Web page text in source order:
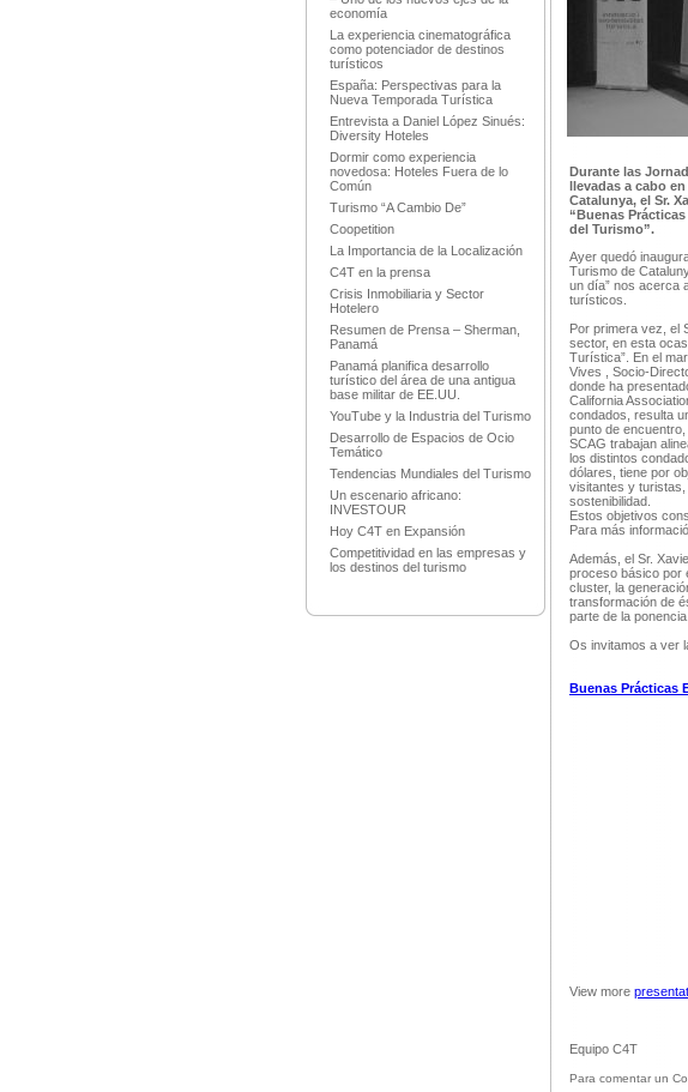
economía
La experiencia cinematográfica
como potenciador de destinos
turísticos
España: Perspectivas para la
Nueva Temporada Turística
Entrevista a Daniel López Sinués:
Diversity Hoteles
Dormir como experiencia
novedosa: Hoteles Fuera de lo
Común
Turismo “A Cambio De”
Coopetition
La Importancia de la Localización
C4T en la prensa
Crisis Inmobiliaria y Sector
Hotelero
Resumen de Prensa – Sherman,
Panamá
Panamá planifica desarrollo
turístico del área de una antigua
base militar de EE.UU.
YouTube y la Industria del Turismo
Desarrollo de Espacios de Ocio
Temático
Tendencias Mundiales del Turismo
Un escenario africano:
INVESTOUR
Hoy C4T en Expansión
Competitividad en las empresas y
los destinos del turismo
Durante las
llevadas a cabo
Catalunya, el Sr.
“Buenas
del Turismo”.
Ayer quedó
Turismo de
un día” nos acerca
turísticos.
Por primera vez, el
sector, en esta
Turística”. En el
Vives , Socio-
donde ha
California
condados, resulta
punto de
SCAG trabajan
los distintos
dólares, tiene por
visitantes y
sostenibilidad.
Estos objetivos
Para más
Además, el Sr.
proceso básico por
cluster, la
transformación de
parte de la ponencia.
Os invitamos a ver
Buenas Prácticas
View more
Equipo C4T
Para comentar un